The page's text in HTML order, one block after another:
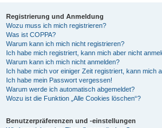
Registrierung und Anmeldung
Wozu muss ich mich registrieren?
Was ist COPPA?
Warum kann ich mich nicht registrieren?
Ich habe mich registriert, kann mich aber nicht
Warum kann ich mich nicht anmelden?
Ich habe mich vor einiger Zeit registriert, kann mich
Ich habe mein Passwort vergessen!
Warum werde ich automatisch abgemeldet?
Wozu ist die Funktion „Alle Cookies löschen“?
Benutzerpräferenzen und -einstellungen